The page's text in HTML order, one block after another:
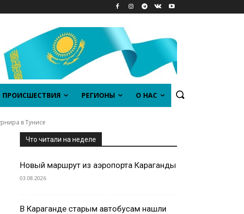
ПРОИСШЕСТВИЯ РЕГИОНЫ О НАС
в Тунисе
Что читали на неделе
Новый маршрут из аэропорта Караганды
03.08.2026
В Караганде старым автобусам нашли